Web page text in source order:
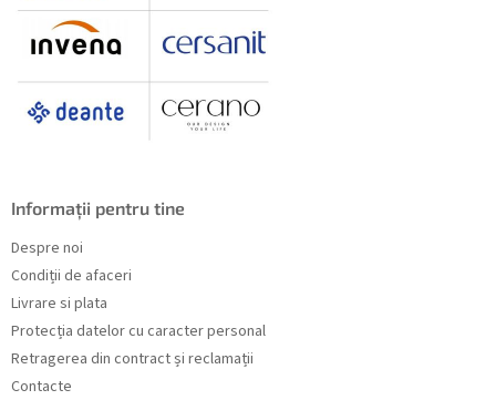
Informații pentru tine
Despre noi
Condiții de afaceri
Livrare si plata
Protecția datelor cu caracter personal
Retragerea din contract și reclamații
Contacte